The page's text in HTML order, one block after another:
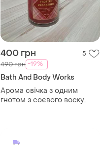
400 грн 5
490 грн -19%
Bath And Body Works
Арома свічка з одним
гнотом з соєвого воску